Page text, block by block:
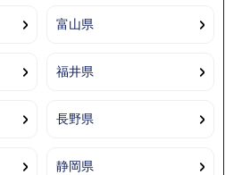
富山県
福井県
長野県
静岡県